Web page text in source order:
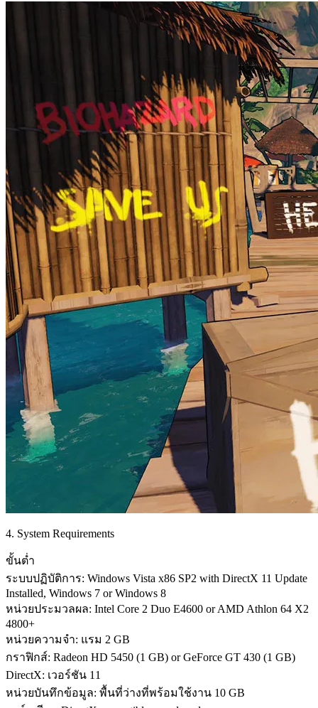
4. System Requirements
ขั้นต่ำ
ระบบปฏิบัติการ: Windows Vista x86 SP2 with DirectX 11 Update
Installed, Windows 7 or Windows 8
หน่วยประมวลผล: Intel Core 2 Duo E4600 or AMD Athlon 64 X2
4800+
หน่วยความจำ: แรม 2 GB
กราฟิกส์: Radeon HD 5450 (1 GB) or GeForce GT 430 (1 GB)
DirectX: เวอร์ชัน 11
หน่วยบันทึกข้อมูล: พื้นที่ว่างที่พร้อมใช้งาน 10 GB